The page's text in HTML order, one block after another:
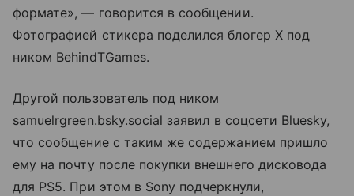
формате», — говорится в сообщении.
Фотографией стикера поделился блогер X под
ником BehindTGames.
Другой пользователь под ником
samuelrgreen.bsky.social заявил в соцсети Bluesky,
что сообщение с таким же содержанием пришло
ему на почту после покупки внешнего дисковода
для PS5. При этом в Sony подчеркнули,